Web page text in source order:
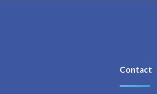
Contact